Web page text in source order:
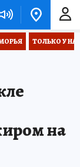
ТОЛЬКО У
на